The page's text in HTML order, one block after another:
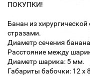
ПОКУПКИ!
Банан из
стразами.
Диаметр сечения
Расстояние между
Диаметр шарика: 5 мм.
Габариты бабочки: 12 х